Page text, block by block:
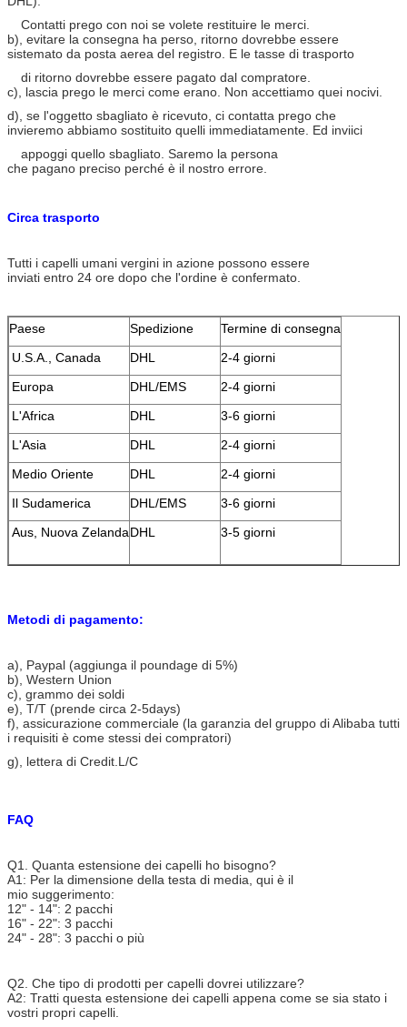
Contatti prego con noi se volete restituire le merci.
b), evitare la consegna ha perso, ritorno dovrebbe essere
sistemato da posta aerea del registro. E le tasse di trasporto
di ritorno dovrebbe essere pagato dal compratore.
c), lascia prego le merci come erano. Non accettiamo quei nocivi.
d), se l'oggetto sbagliato è ricevuto, ci contatta prego che
invieremo abbiamo sostituito quelli immediatamente. Ed inviici
appoggi quello sbagliato. Saremo la persona
che pagano preciso perché è il nostro errore.
Circa trasporto
Tutti i capelli umani vergini in azione possono essere
inviati entro 24 ore dopo che l'ordine è confermato.
Paese Spedizione
Termine di consegna
U.S.A., Canada
DHL
2-4 giorni
Europa
DHL/EMS
2-4 giorni
L'Africa
DHL
3-6 giorni
L'Asia
DHL
2-4 giorni
Medio Oriente
DHL
2-4 giorni
Il Sudamerica
DHL/EMS
3-6 giorni
Aus, Nuova ZelandaDHL 3-5 giorni
Metodi di pagamento:
a), Paypal (aggiunga il poundage di 5%)
b), Western Union
c), grammo dei soldi
e), T/T (prende circa 2-5days)
f), assicurazione commerciale (la garanzia del gruppo di Alibaba tutti
i requisiti è come stessi dei compratori)
g), lettera di Credit.L/C
FAQ
Q1. Quanta estensione dei capelli ho bisogno?
A1: Per la dimensione della testa di media, qui è il
mio suggerimento:
12" - 14": 2 pacchi
16" - 22": 3 pacchi
24" - 28": 3 pacchi o più
Q2. Che tipo di prodotti per capelli dovrei utilizzare?
A2: Tratti questa estensione dei capelli appena come se sia stato i
vostri propri capelli.